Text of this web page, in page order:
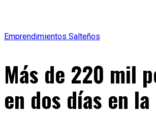
Emprendimientos Salteños
Más de 220 mil
en dos días en